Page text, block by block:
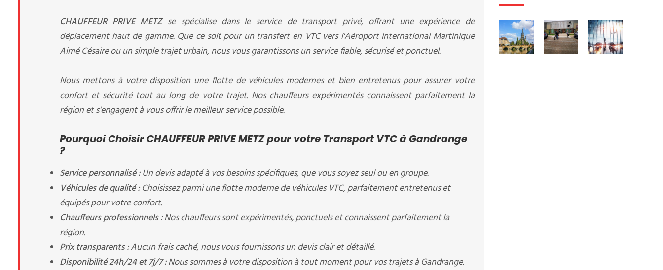
CHAUFFEUR PRIVE METZ se spécialise dans le service de transport privé, offrant une expérience de
déplacement haut de gamme. Que ce soit pour un transfert en VTC vers l'Aéroport International Martinique
Aimé Césaire ou un simple trajet urbain, nous vous garantissons un service fiable, sécurisé et ponctuel.
Nous mettons à votre disposition une flotte de véhicules modernes et bien entretenus pour assurer votre
confort et sécurité tout au long de votre trajet. Nos chauffeurs expérimentés connaissent parfaitement la
région et s'engagent à vous offrir le meilleur service possible.
Pourquoi Choisir CHAUFFEUR PRIVE METZ pour votre Transport VTC à Gandrange
?
Service personnalisé :Un devis adapté à vos besoins spécifiques, que vous soyez seul ou en groupe.
Véhicules de qualité :Choisissez parmi une flotte moderne de véhicules VTC, parfaitement entretenus et
équipés pour votre confort.
Chauffeurs professionnels :Nos chauffeurs sont expérimentés, ponctuels et connaissent parfaitement la
région.
Prix transparents :Aucun frais caché, nous vous fournissons un devis clair et détaillé.
Disponibilité 24h/24 et 7j/7 :Nous sommes à votre disposition à tout moment pour vos trajets à Gandrange.